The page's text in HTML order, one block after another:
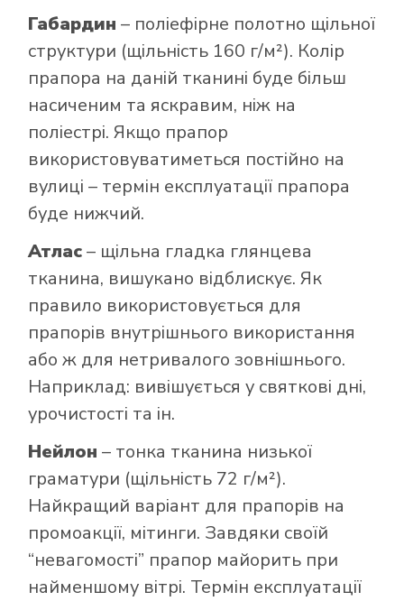
Габардин – поліефірне полотно щільної
структури (щільність 160 г/м²). Колір
прапора на даній тканині буде більш
насиченим та яскравим, ніж на
поліестрі. Якщо прапор
використовуватиметься постійно на
вулиці – термін експлуатації прапора
буде нижчий.
Атлас– щільна гладка глянцева
тканина, вишукано відблискує. Як
правило використовується для
прапорів внутрішнього використання
або ж для нетривалого зовнішнього.
Наприклад: вивішується у святкові дні,
урочистості та ін.
Нейлон – тонка тканина низької
граматури (щільність 72 г/м²).
Найкращий варіант для прапорів на
промоакції, мітинги. Завдяки своїй
“невагомості” прапор майорить при
найменшому вітрі. Термін експлуатації